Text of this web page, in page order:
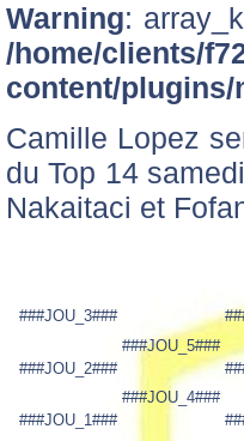
Warning:
/home/clients/
content/plugins/
Camille Lopez
du Top 14
Nakaitaci et
###JOU_3###
###JOU_5###
###JOU_2###
###JOU_4###
###JOU_1###